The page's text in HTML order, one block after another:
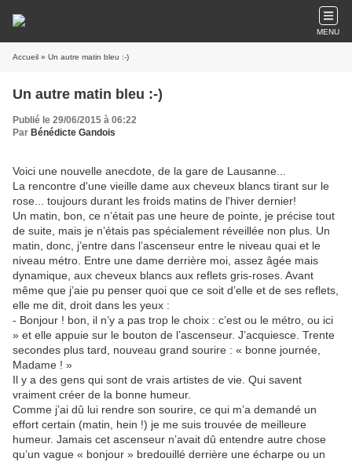
MENU
Accueil » Un autre matin bleu :-)
Un autre matin bleu :-)
Publié le 29/06/2015 à 06:22
Par Bénédicte Gandois
Voici une nouvelle anecdote, de la gare de Lausanne...
La rencontre d'une vieille dame aux cheveux blancs tirant sur le
rose... toujours durant les froids matins de l'hiver dernier!
Un matin, bon, ce n’était pas une heure de pointe, je précise tout
de suite, mais je n’étais pas spécialement réveillée non plus. Un
matin, donc, j’entre dans l’ascenseur entre le niveau quai et le
niveau métro. Entre une dame derrière moi, assez âgée mais
dynamique, aux cheveux blancs aux reflets gris-roses. Avant
même que j’aie pu penser quoi que ce soit d’elle et de ses reflets,
elle me dit, droit dans les yeux :
- Bonjour ! bon, il n’y a pas trop le choix : c’est ou le métro, ou ici
» et elle appuie sur le bouton de l’ascenseur. J’acquiesce. Trente
secondes plus tard, nouveau grand sourire : « bonne journée,
Madame ! »
Il y a des gens qui sont de vrais artistes de vie. Qui savent
vraiment créer de la bonne humeur.
Comme j’ai dû lui rendre son sourire, ce qui m’a demandé un
effort certain (matin, hein !) je me suis trouvée de meilleure
humeur. Jamais cet ascenseur n’avait dû entendre autre chose
qu’un vague « bonjour » bredouillé derrière une écharpe ou un